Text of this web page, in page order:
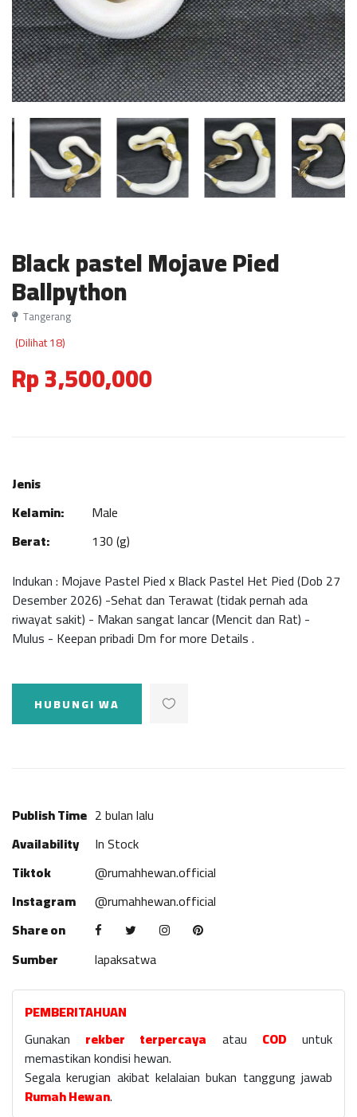
Black pastel Mojave Pied
Ballpython
Tangerang
(Dilihat 18)
Rp 3,500,000
Jenis
Kelamin:
Male
Berat:
130 (g)
Indukan : Mojave Pastel Pied x Black Pastel Het Pied (Dob 27
Desember 2026) -Sehat dan Terawat (tidak pernah ada
riwayat sakit) - Makan sangat lancar (Mencit dan Rat) -
Mulus - Keepan pribadi Dm for more Details .
HUBUNGI WA
Publish Time 2 bulan lalu
Availability
In Stock
Tiktok
@rumahhewan.official
Instagram
@rumahhewan.official
Share on
Sumber
lapaksatwa
PEMBERITAHUAN
Gunakan rekber terpercaya atau COD untuk
memastikan kondisi hewan.
Segala kerugian akibat kelalaian bukan tanggung jawab
Rumah Hewan.